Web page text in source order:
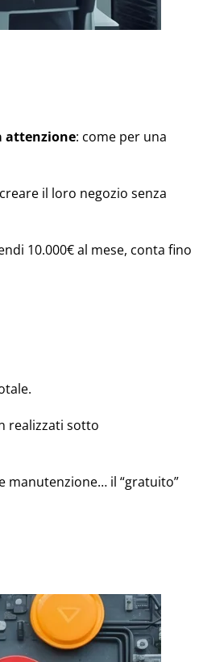
attenzione: come per una
il loro negozio senza
10.000€ al mese, conta fino
realizzati sotto
manutenzione… il “gratuito”